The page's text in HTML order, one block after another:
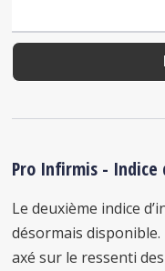
Pro Infirmis - Indice
Le deuxième indice
désormais disponible.
axé sur le ressenti